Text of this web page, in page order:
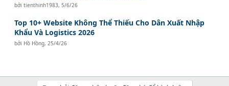
bởitienthinh1983,5/6/26
Top 10+ Website Không Thể Thiếu Cho Dân Xuất Nhập
Khẩu Và Logistics 2026
bởi Hồ Hồng,25/4/26